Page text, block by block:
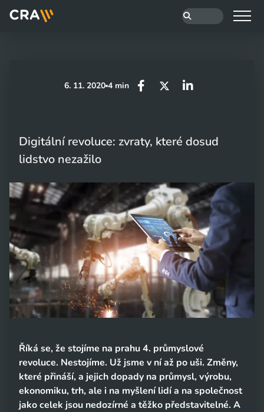
6. 11. 2020 4 min
Digitální revoluce: zvraty, které dosud
lidstvo nezažilo
Říká se, že stojíme na prahu 4. průmyslové
revoluce. Nestojíme. Už jsme v ní až po uši. Změny,
které přináší, a jejich dopady na průmysl, výrobu,
ekonomiku, trh, ale i na myšlení lidí a na společnost
jako celek jsou nedozírné a těžko představitelné. A